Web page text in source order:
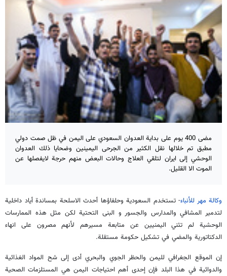
مضى 400 يوم على بداية العدوان السعودي على اليمن في ظل صمت دولي
مطبق تم خلالها نقل الكثير من الجرحى اليمينين وضحايا ذلك العدوان
الوحشي إلى ايران لتلقي العلاج وحالات البعض منهم حرجة لايفصلها عن
الموت الا القليل.
وكالة مهر للأنباء- تستخدم السعودية وحلفاؤها أحدث الاسلحة بمساندة أياد داخلية
لتدمير المشافي والمدارس والجسور و البنى التحتية لكن مثل هذه الممارسات
الوحشية لم تثني اليمنيين عن متابعة مسيرهم لأنهم مصرون على انهاء
الدكتاتورية والمضي في تشكيل حكومة مستقلة.
إن الموقع الجغرافي لليمن والحظر الجوي والبحري أدى إلى شح المواد الغذائية
والدوائية في هذا البلد فإن إحدى أهم احتياجات اليمن هي المستلزمات الصحية